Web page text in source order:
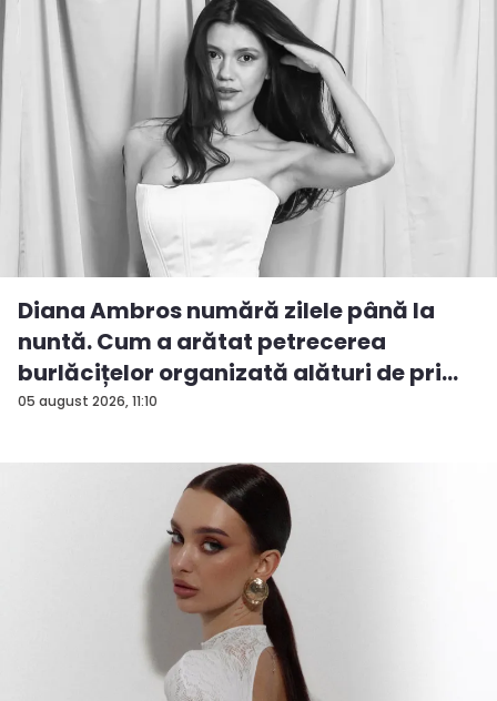
05 august 2026, 11:10
Diana Ambros numără zilele până la
nuntă. Cum a arătat petrecerea
burlăcițelor organizată alături de pri...